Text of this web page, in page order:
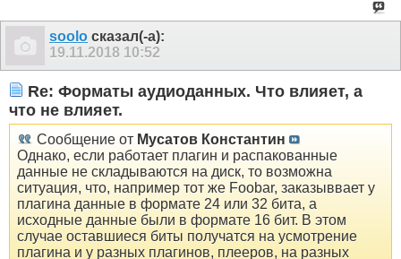
soolo сказал(-а):
19.11.2018 10:52
Re: Форматы аудиоданных. Что влияет, а
что не влияет.
Сообщение от Мусатов Константин
Однако, если работает плагин и распакованные
данные не складываются на диск, то возможна
ситуация, что, например тот же Foobar, заказыввает у
плагина данные в формате 24 или 32 бита, а
исходные данные были в формате 16 бит. В этом
случае оставшиеся биты получатся на усмотрение
плагина и у разных плагинов, плееров, на разных